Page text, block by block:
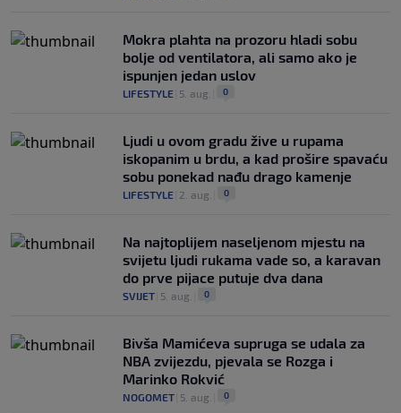
Mokra plahta na prozoru hladi sobu
bolje od ventilatora, ali samo ako je
ispunjen jedan uslov
LIFESTYLE 5. aug. 0
Ljudi u ovom gradu žive u rupama
iskopanim u brdu, a kad prošire spavaću
sobu ponekad nađu drago kamenje
LIFESTYLE 2. aug. 0
Na najtoplijem naseljenom mjestu na
svijetu ljudi rukama vade so, a karavan
do prve pijace putuje dva dana
SVIJET 5. aug. 0
Bivša Mamićeva supruga se udala za
NBA zvijezdu, pjevala se Rozga i
Marinko Rokvić
NOGOMET 5. aug. 0